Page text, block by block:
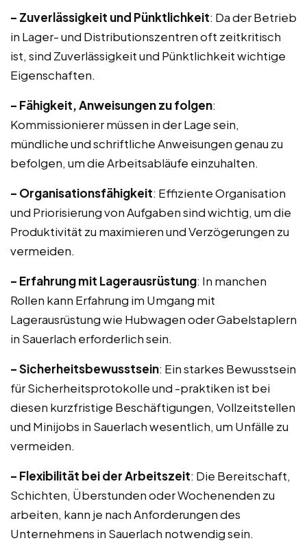
– Zuverlässigkeit und Pünktlichkeit: Da der Betrieb
in Lager- und Distributionszentren oft zeitkritisch
ist, sind Zuverlässigkeit und Pünktlichkeit wichtige
Eigenschaften.
– Fähigkeit, Anweisungen zu folgen:
Kommissionierer müssen in der Lage sein,
mündliche und schriftliche Anweisungen genau zu
befolgen, um die Arbeitsabläufe einzuhalten.
– Organisationsfähigkeit: Effiziente Organisation
und Priorisierung von Aufgaben sind wichtig, um die
Produktivität zu maximieren und Verzögerungen zu
vermeiden.
– Erfahrung mit Lagerausrüstung: In manchen
Rollen kann Erfahrung im Umgang mit
Lagerausrüstung wie Hubwagen oder Gabelstaplern
in Sauerlach erforderlich sein.
– Sicherheitsbewusstsein: Ein starkes Bewusstsein
für Sicherheitsprotokolle und -praktiken ist bei
diesen kurzfristige Beschäftigungen, Vollzeitstellen
und Minijobs in Sauerlach wesentlich, um Unfälle zu
vermeiden.
– Flexibilität bei der Arbeitszeit: Die Bereitschaft,
Schichten, Überstunden oder Wochenenden zu
arbeiten, kann je nach Anforderungen des
Unternehmens in Sauerlach notwendig sein.